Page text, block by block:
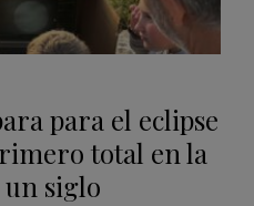
para el eclipse
total en la
siglo